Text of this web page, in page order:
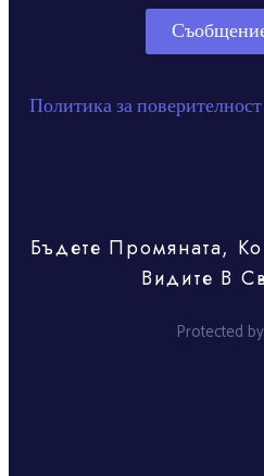
Политика за поверителност
Бъдете Промяната,
Видите В
Protected by